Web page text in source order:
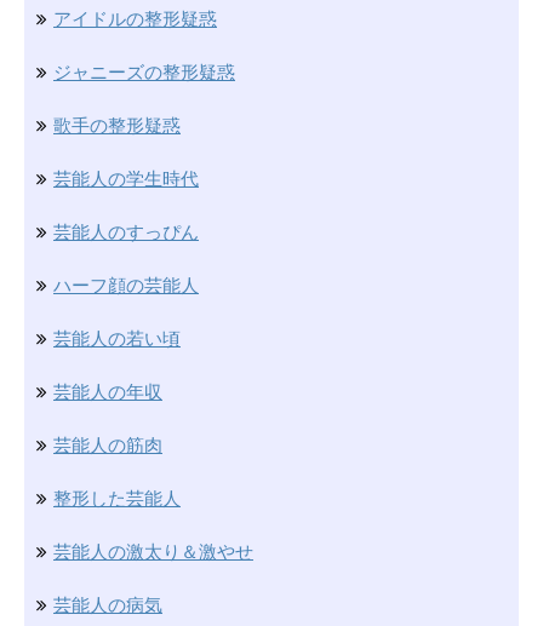
アイドルの整形疑惑
ジャニーズの整形疑惑
歌手の整形疑惑
芸能人の学生時代
芸能人のすっぴん
ハーフ顔の芸能人
芸能人の若い頃
芸能人の年収
芸能人の筋肉
整形した芸能人
芸能人の激太り＆激やせ
芸能人の病気